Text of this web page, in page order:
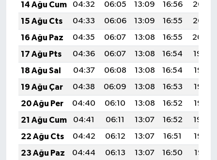
14 Ağu Cum
04:32 06:05 13:09 16:56
20:03
15 Ağu Cts
04:33 06:06 13:09 16:55
20:02
16 Ağu Paz
04:35 06:07 13:08 16:55
20:00
17 Ağu Pts
04:36 06:07 13:08 16:54
19:59
18 Ağu Sal
04:37 06:08 13:08 16:54
19:58
19 Ağu Çar
04:38 06:09 13:08 16:53
19:56
20 Ağu Per
04:40 06:10 13:08 16:52
19:55
21 Ağu Cum
04:41 06:11 13:07 16:52
19:54
22 Ağu Cts
04:42 06:12 13:07 16:51
19:52
23 Ağu Paz
04:44 06:13 13:07 16:50
19:51